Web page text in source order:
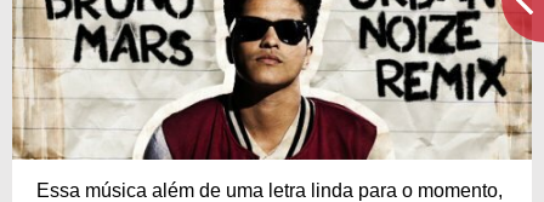
Essa música além de uma letra linda para o momento,